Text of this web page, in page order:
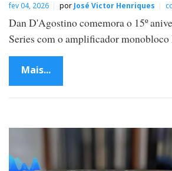
fev 04, 2026 por José Victor Henriques
Dan D'Agostino comemora o 15º
Series com o amplificador
Mais...